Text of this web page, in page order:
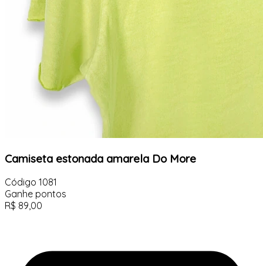
Camiseta estonada amarela Do More
Código 1081
Ganhe pontos
R$ 89,00